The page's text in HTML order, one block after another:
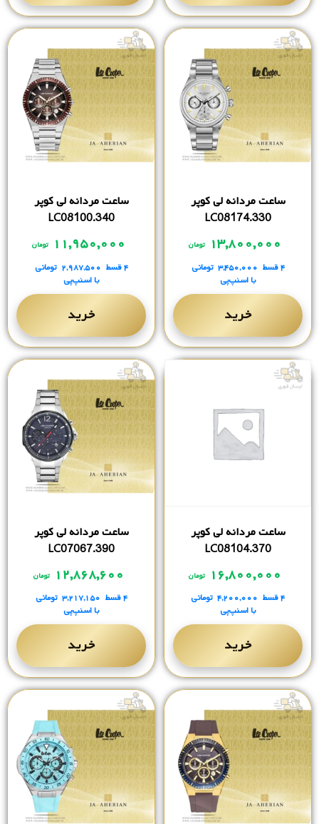
ساعت مردانه لی کوپر
LC08174.330
۱۳,۸۰۰,۰۰۰ تومان
۴ قسط ۳,۴۵۰,۰۰۰ تومانی
با اسنپ‌پی
خرید
ساعت مردانه لی کوپر
LC08100.340
۱۱,۹۵۰,۰۰۰ تومان
۴ قسط ۲,۹۸۷,۵۰۰ تومانی
با اسنپ‌پی
خرید
ساعت مردانه لی کوپر
LC08104.370
۱۶,۸۰۰,۰۰۰ تومان
۴ قسط ۴,۲۰۰,۰۰۰ تومانی
با اسنپ‌پی
خرید
ساعت مردانه لی کوپر
LC07067.390
۱۲,۸۶۸,۶۰۰ تومان
۴ قسط ۳,۲۱۷,۱۵۰ تومانی
با اسنپ‌پی
خرید